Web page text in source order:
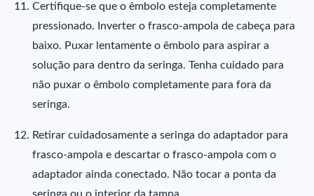
Certifique-se que o êmbolo esteja completamente
pressionado. Inverter o frasco-ampola de cabeça para
baixo. Puxar lentamente o êmbolo para aspirar a
solução para dentro da seringa. Tenha cuidado para
não puxar o êmbolo completamente para fora da
seringa.
Retirar cuidadosamente a seringa do adaptador para
frasco-ampola e descartar o frasco-ampola com o
adaptador ainda conectado. Não tocar a ponta da